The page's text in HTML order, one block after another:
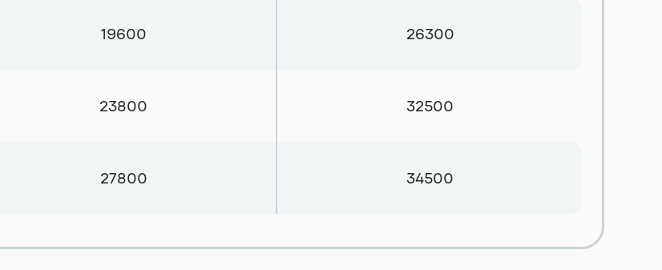
19600 26300
23800 32500
27800 34500